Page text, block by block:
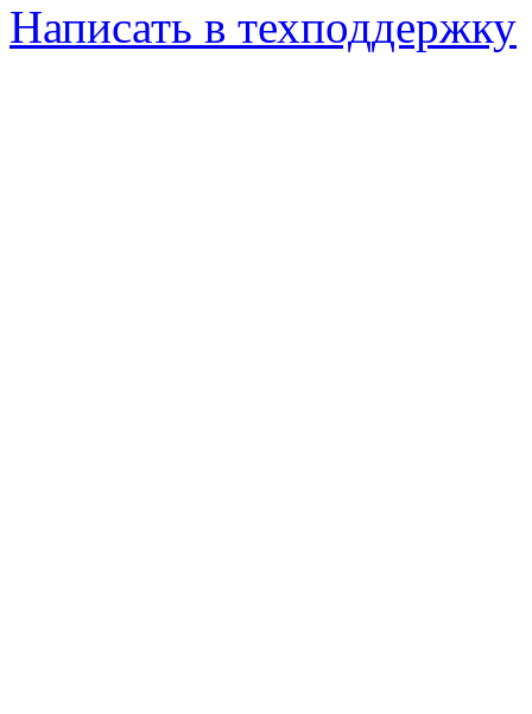
Написать в техподдержку